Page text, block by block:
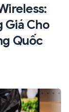
Giá Cho
Quốc